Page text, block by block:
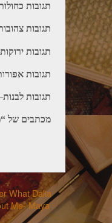
תגובות
תגובות
תגובות ירוקות
תגובות
תגובות לבנות
מכתבים של